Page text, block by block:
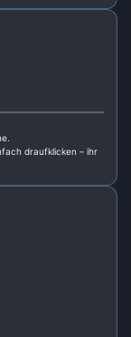
draufklicken – ihr